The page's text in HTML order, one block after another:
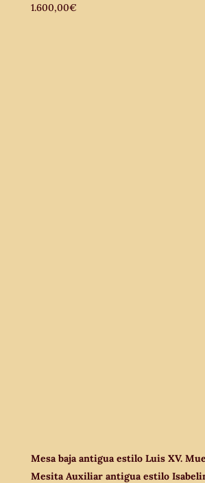
1.600,00€
Mesa baja antigua estilo Luis XV.
Mesita Auxiliar antigua estilo